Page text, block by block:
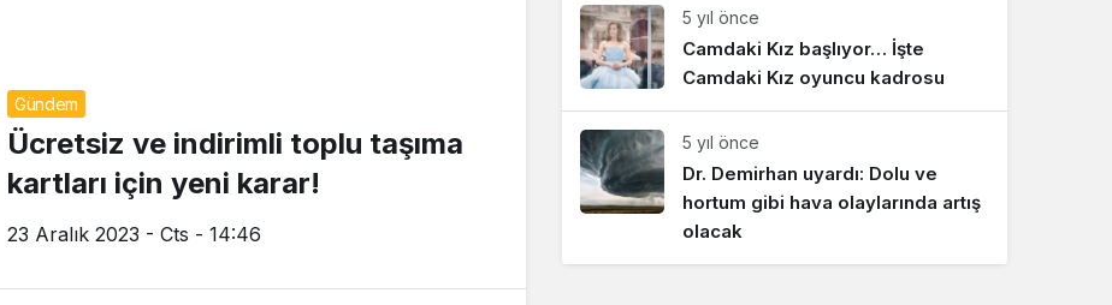
Gündem
Ücretsiz ve indirimli toplu taşıma
kartları için yeni karar!
23 Aralık 2023 - Cts - 14:46
5 yıl önce
Camdaki Kız başlıyor… İşte
Camdaki Kız oyuncu kadrosu
5 yıl önce
Dr. Demirhan uyardı: Dolu ve
hortum gibi hava olaylarında artış
olacak